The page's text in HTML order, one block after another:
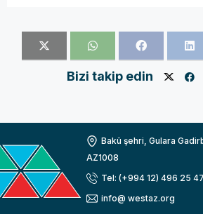
Bizi takip edin
Bakü şehri, Gulara
AZ1008
Tel: (+994 12) 496 25
info@ westaz.org